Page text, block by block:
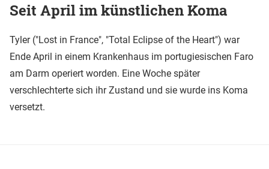
Seit April im künstlichen Koma
Tyler ("Lost in France", "Total Eclipse of the Heart") war
Ende April in einem Krankenhaus im portugiesischen Faro
am Darm operiert worden. Eine Woche später
verschlechterte sich ihr Zustand und sie wurde ins Koma
versetzt.